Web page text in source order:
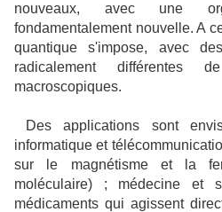
nouveaux, avec une
fondamentalement nouvelle. A
quantique s'impose, avec
radicalement différentes
macroscopiques.
Des applications sont
informatique et
sur le magnétisme et la
moléculaire) ; médecine et
médicaments qui agissent